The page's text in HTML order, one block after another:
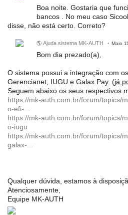
Boa noite. Gostaria que
bancos . No meu caso
disse, não está certo. Correto?
🌎 Ajuda sistema MK-AUTH Maio
Bom dia prezado(a),
O sistema possui a integração com
Gerencianet, IUGU e Galax Pay. (já
Seguem abaixo os seus respectivos
https://mk-auth.com.br/forum/topics/
o-efi-...
https://mk-auth.com.br/forum/topics/
o-iugu
https://mk-auth.com.br/forum/topics/
galax-...
Qualquer dúvida, estamos à
Atenciosamente,
Equipe MK-AUTH